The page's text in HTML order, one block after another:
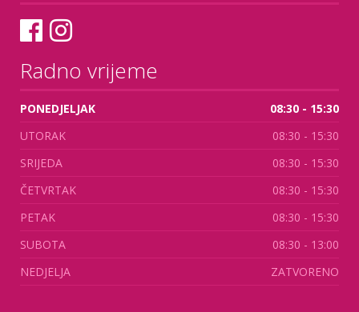
Radno vrijeme
PONEDJELJAK
08:30 - 15:30
UTORAK
08:30 - 15:30
SRIJEDA
08:30 - 15:30
ČETVRTAK
08:30 - 15:30
PETAK
08:30 - 15:30
SUBOTA
08:30 - 13:00
NEDJELJA
ZATVORENO